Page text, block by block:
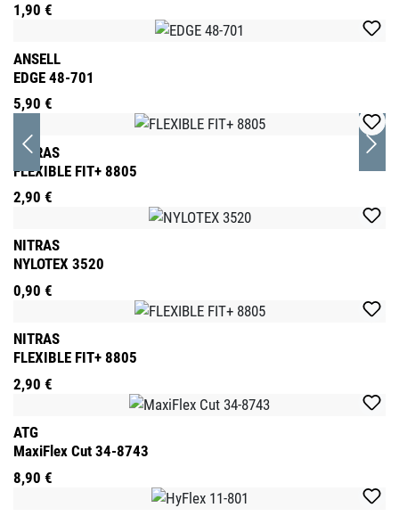
1,90 €
ANSELL
EDGE 48-701
5,90 €
NITRAS
FLEXIBLE FIT+ 8805
2,90 €
NITRAS
NYLOTEX 3520
0,90 €
NITRAS
FLEXIBLE FIT+ 8805
2,90 €
ATG
MaxiFlex Cut 34-8743
8,90 €